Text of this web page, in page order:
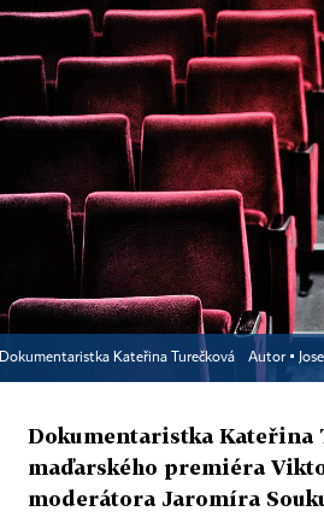
Dokumentaristka Kateřina Turečková Autor ▪
Dokumentaristka Kateřina
maďarského premiéra
moderátora Jaromíra